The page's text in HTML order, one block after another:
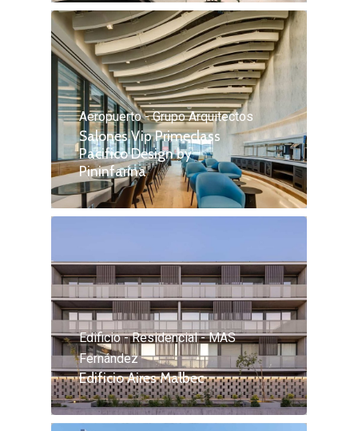
Aeropuerto - Grupo Arquitectos
Salones Vip Primeclass
Pacifico Design by
Pininfarina
Edificio - Residencial - MAS
Fernández
Edificio Aires Malbec